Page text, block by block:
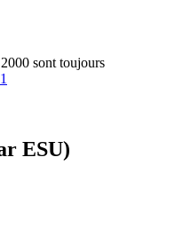
sont toujours
ESU)